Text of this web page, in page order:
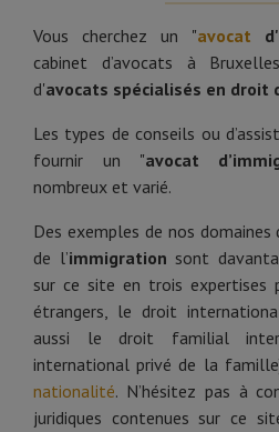
Vous cherchez un "avocat
cabinet d’avocats à
d'avocats spécialisés en droit
Les types de conseils ou
fournir un "avocat
nombreux et varié.
Des exemples de nos
de l’immigration sont
sur ce site en trois expertises
étrangers, le droit
aussi le droit familial
international privé de la
nationalité. N’hésitez pas à
juridiques contenues sur ce